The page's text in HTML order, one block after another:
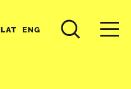
LAT ENG